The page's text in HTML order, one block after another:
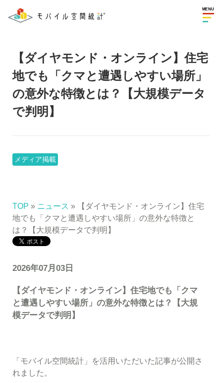
MENU
【ダイヤモンド・オンライン】住宅
地でも「クマと遭遇しやすい場所」
の意外な特徴とは？【大規模データ
で判明】
メディア掲載
TOP » ニュース » 【ダイヤモンド・オンライン】住宅
地でも「クマと遭遇しやすい場所」の意外な特徴と
は？【大規模データで判明】
2026年07月03日
【ダイヤモンド・オンライン】住宅地でも「クマ
と遭遇しやすい場所」の意外な特徴とは？【大規
模データで判明】
「モバイル空間統計」を活用いただいた記事が公開さ
れました。